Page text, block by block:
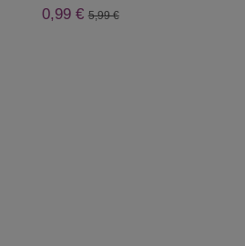
0,99 €5,99 €